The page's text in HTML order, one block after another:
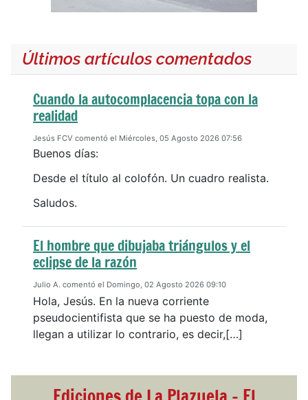
Últimos artículos comentados
Cuando la autocomplacencia topa con la
realidad
Jesús FCV comentó el Miércoles, 05 Agosto 2026 07:56
Buenos días:
Desde el título al colofón. Un cuadro realista.
Saludos.
El hombre que dibujaba triángulos y el
eclipse de la razón
Julio A. comentó el Domingo, 02 Agosto 2026 09:10
Hola, Jesús. En la nueva corriente
pseudocientifista que se ha puesto de moda,
llegan a utilizar lo contrario, es decir,[…]